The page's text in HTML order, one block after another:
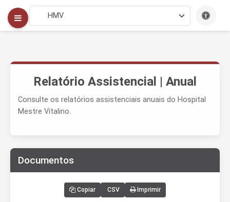
Relatório Assistencial | Anual
Consulte os relatórios assistenciais anuais do Hospital
Mestre Vitalino.
Documentos
Copiar CSV Imprimir